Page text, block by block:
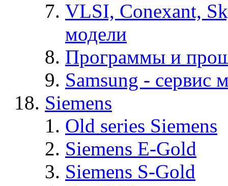
VLSI, Conexant,
модели
Программы и
Samsung - cервис
Siemens
Old series Siemens
Siemens E-Gold
Siemens S-Gold